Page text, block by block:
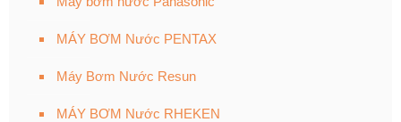
MÁY BƠM Nước PENTAX
Máy Bơm Nước Resun
MÁY BƠM Nước RHEKEN